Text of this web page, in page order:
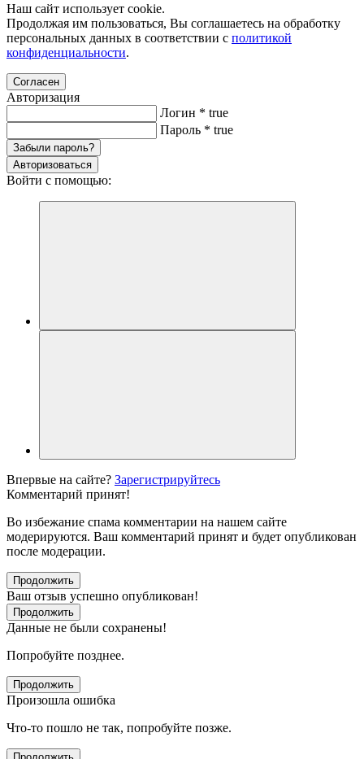
Наш сайт использует cookie.
Продолжая им пользоваться, Вы соглашаетесь на обработку
персональных данных в соответствии с политикой
конфиденциальности.
Согласен
Авторизация
Логин * true
Пароль * true
Забыли пароль?
Авторизоваться
Войти с помощью:
Впервые на сайте? Зарегистрируйтесь
Комментарий принят!
Во избежание спама комментарии на нашем сайте
модерируются. Ваш комментарий принят и будет опубликован
после модерации.
Продолжить
Ваш отзыв успешно опубликован!
Продолжить
Данные не были сохранены!
Попробуйте позднее.
Продолжить
Произошла ошибка
Что-то пошло не так, попробуйте позже.